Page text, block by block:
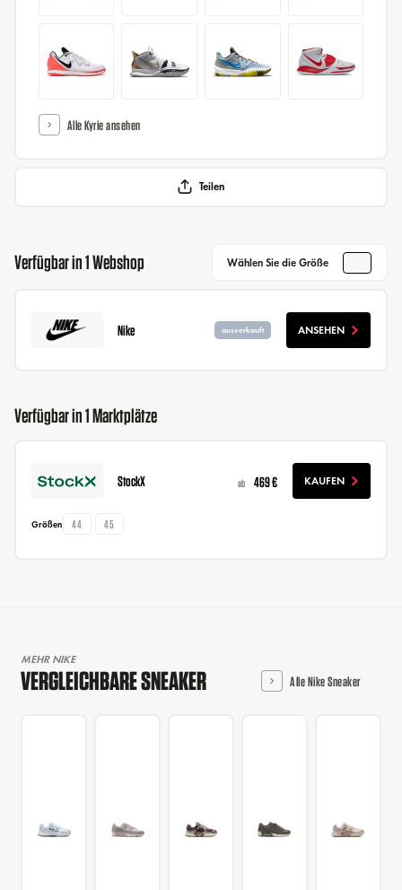
Alle Kyrie ansehen
Teilen
Verfügbar in 1 Webshop Wählen Sie die Größe
Nike ausverkauft ANSEHEN
Verfügbar in 1 Marktplätze
StockX ab 469 € KAUFEN
Größen 44 45
MEHR NIKE
VERGLEICHBARE SNEAKER Alle Nike Sneaker